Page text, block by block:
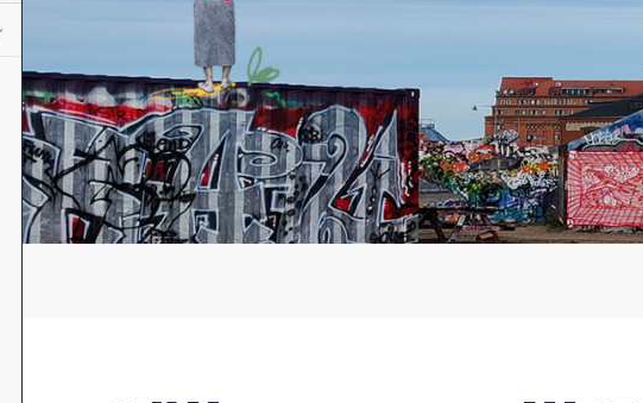
Undermeny för Aktuellt